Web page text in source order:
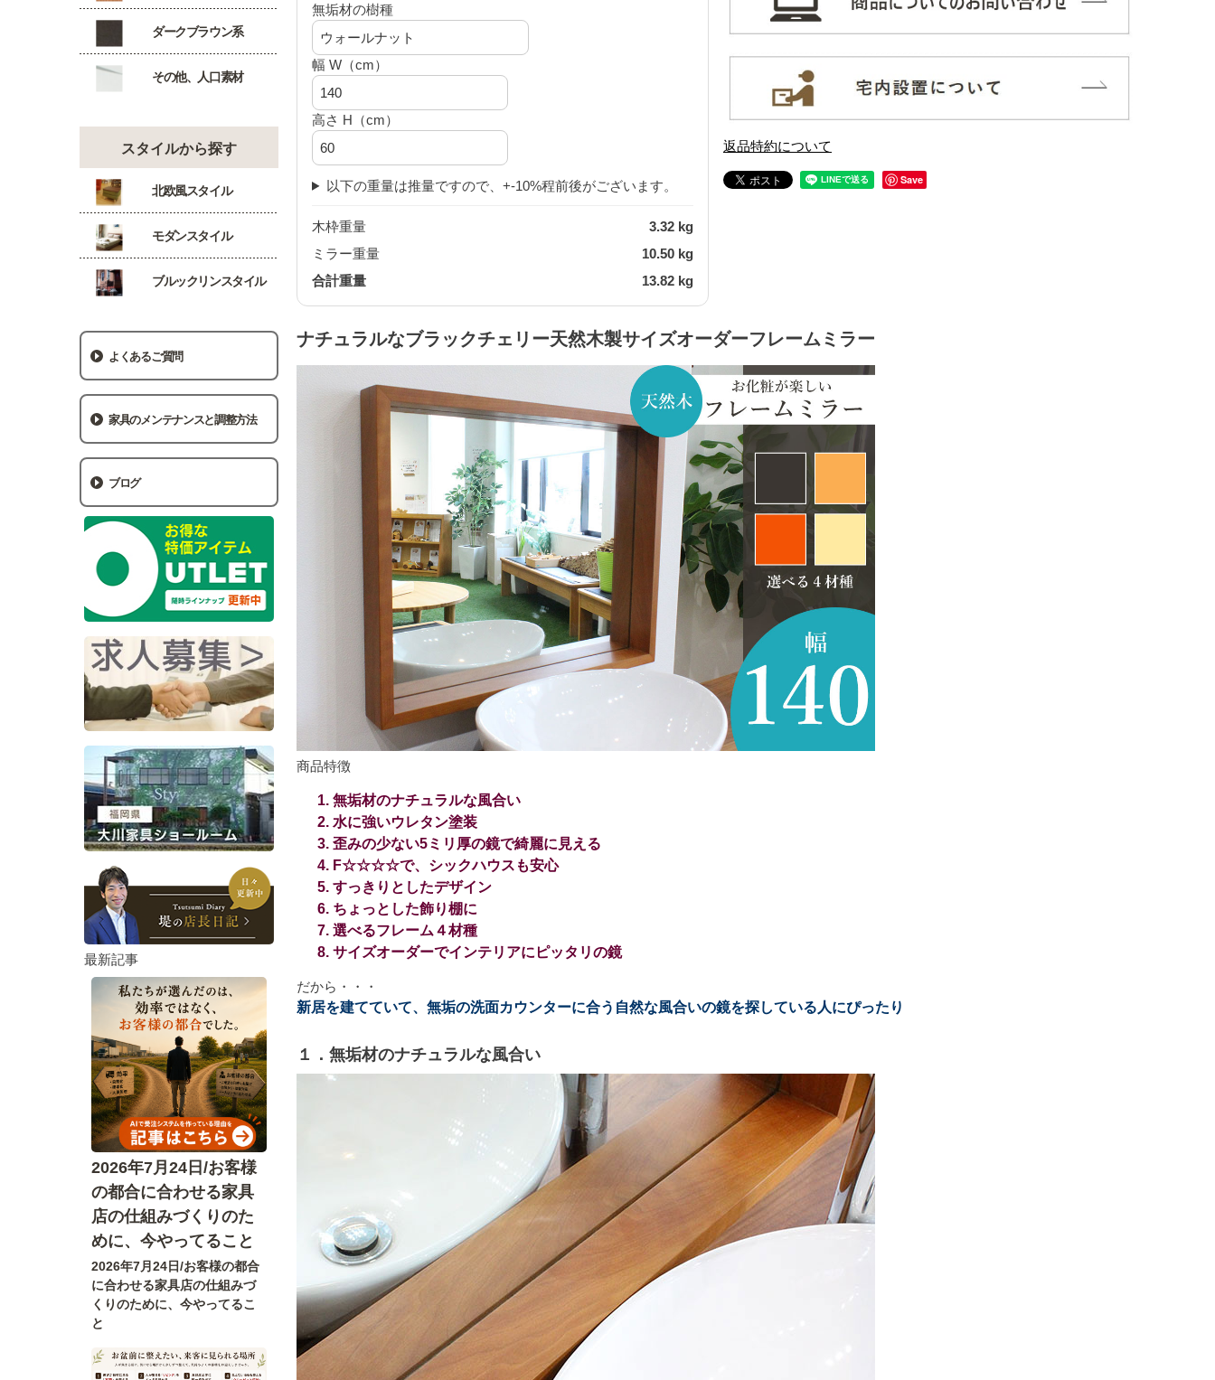
ダークブラウン系
その他、人口素材
スタイルから探す
北欧風スタイル
モダンスタイル
ブルックリンスタイル
よくあるご質問
家具のメンテナンスと調整方法
ブログ
最新記事
2026年7月24日/お客様
の都合に合わせる家具
店の仕組みづくりのた
めに、今やってること
2026年7月24日/お客様の都合
に合わせる家具店の仕組みづ
くりのために、今やってるこ
と
無垢材の樹種
幅 W（cm）
高さ H（cm）
以下の重量は推量ですので、+-10%程前後がございます。
木枠重量
3.32 kg
ミラー重量
10.50 kg
合計重量
13.82 kg
返品特約について
Save
ナチュラルなブラックチェリー天然木製サイズオーダーフレームミラー
商品特徴
無垢材のナチュラルな風合い
水に強いウレタン塗装
歪みの少ない5ミリ厚の鏡で綺麗に見える
F☆☆☆☆で、シックハウスも安心
すっきりとしたデザイン
ちょっとした飾り棚に
選べるフレーム４材種
サイズオーダーでインテリアにピッタリの鏡
だから・・・
新居を建てていて、無垢の洗面カウンターに合う自然な風合いの鏡を探している人にぴったり
１．無垢材のナチュラルな風合い